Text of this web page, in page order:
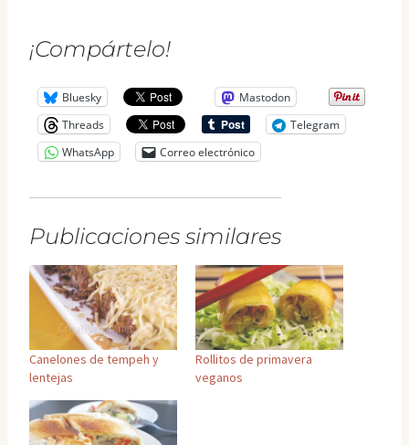
¡Compártelo!
Bluesky
Mastodon
Threads
Telegram
WhatsApp
Correo electrónico
Publicaciones similares
Canelones de tempeh y
lentejas
Rollitos de primavera
veganos